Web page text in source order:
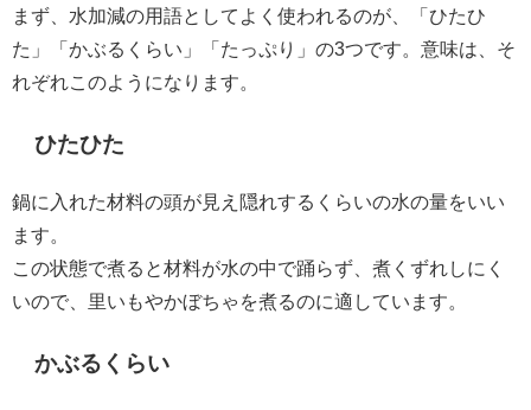
まず、水加減の用語としてよく使われるのが、「ひたひ
た」「かぶるくらい」「たっぷり」の3つです。意味は、そ
れぞれこのようになります。
ひたひた
鍋に入れた材料の頭が見え隠れするくらいの水の量をいい
ます。
この状態で煮ると材料が水の中で踊らず、煮くずれしにく
いので、里いもやかぼちゃを煮るのに適しています。
かぶるくらい